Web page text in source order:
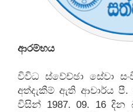
ආරම්භය
විවිධ ස්වේච්ඡා සේවා
අත්දැකීම් ඇති ආචාර්ය පී.
විසින් 1987. 09. 16